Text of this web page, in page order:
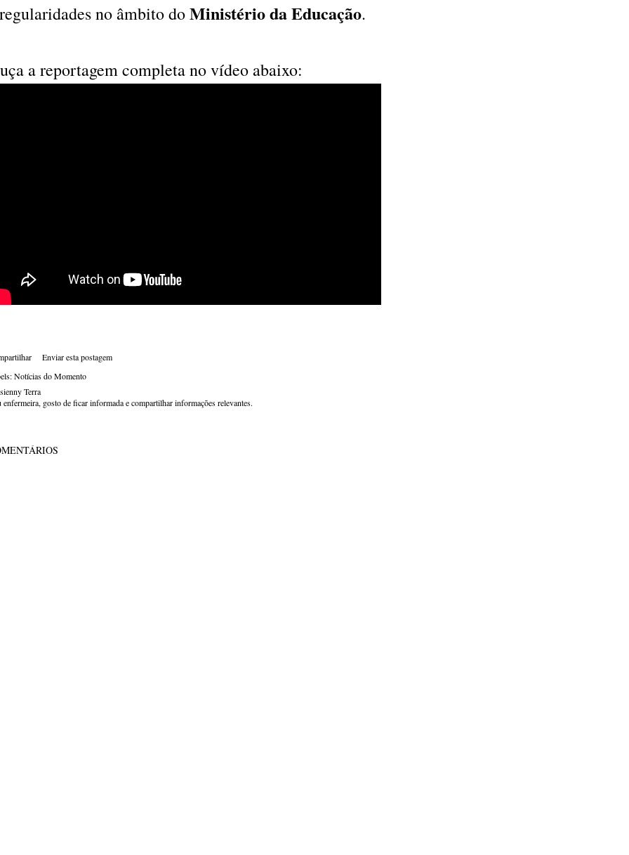
no âmbito doMinistério da Educação.
a reportagem completa no vídeo abaixo:
Enviar esta postagem
Notícias do Momento
Terra
enfermeira, gosto de ficar informada e compartilhar informações relevantes.